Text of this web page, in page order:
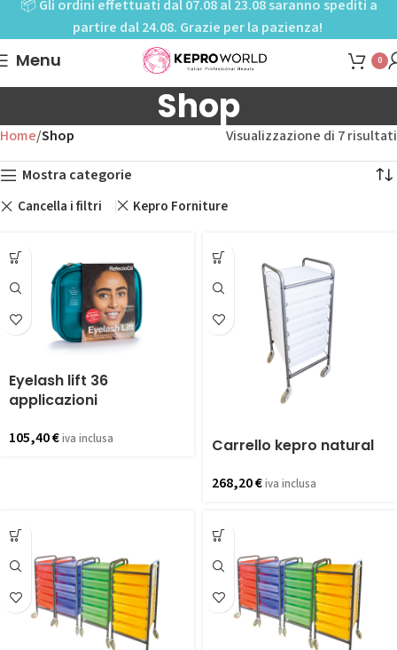
📦 Gli ordini effettuati dal 07.08 al 23.08 saranno spediti a
partire dal 24.08. Grazie per la pazienza!
Menu 0
Shop
Home Shop
Visualizzazione di 7 risultati
Mostra categorie
Cancella i filtri
Kepro Forniture
Eyelash lift 36
applicazioni
105,40€iva inclusa Carrello kepro natural
268,20€iva inclusa